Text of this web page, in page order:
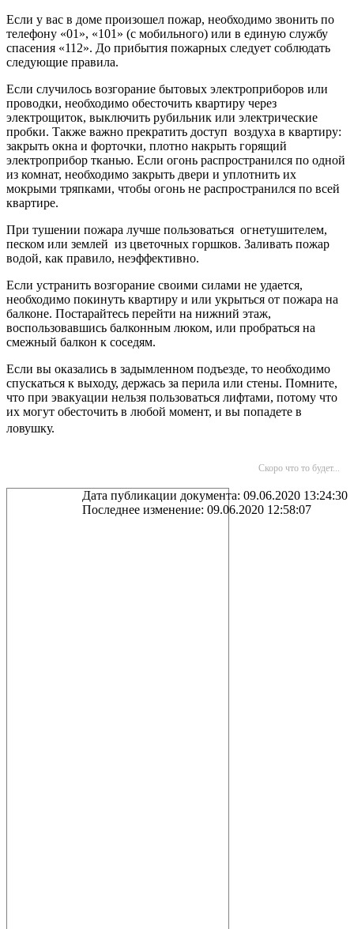
Если у вас в доме произошел пожар, необходимо звонить по
телефону «01», «101» (с мобильного) или в единую службу
спасения «112». До прибытия пожарных следует соблюдать
следующие правила.
Если случилось возгорание бытовых электроприборов или
проводки, необходимо обесточить квартиру через
электрощиток, выключить рубильник или электрические
пробки. Также важно прекратить доступ воздуха в квартиру:
закрыть окна и форточки, плотно накрыть горящий
электроприбор тканью. Если огонь распространился по одной
из комнат, необходимо закрыть двери и уплотнить их
мокрыми тряпками, чтобы огонь не распространился по всей
квартире.
При тушении пожара лучше пользоваться огнетушителем,
песком или землей из цветочных горшков. Заливать пожар
водой, как правило, неэффективно.
Если устранить возгорание своими силами не удается,
необходимо покинуть квартиру и или укрыться от пожара на
балконе. Постарайтесь перейти на нижний этаж,
воспользовавшись балконным люком, или пробраться на
смежный балкон к соседям.
Если вы оказались в задымленном подъезде, то необходимо
спускаться к выходу, держась за перила или стены. Помните,
что при эвакуации нельзя пользоваться лифтами, потому что
их могут обесточить в любой момент, и вы попадете в
ловушку.
Скоро что то будет...
Дата публикации документа: 09.06.2020 13:24:30
Последнее изменение: 09.06.2020 12:58:07